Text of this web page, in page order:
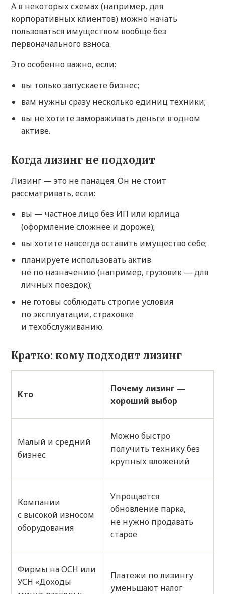
А в некоторых схемах (например, для
корпоративных клиентов) можно начать
пользоваться имуществом вообще без
первоначального взноса.
Это особенно важно, если:
вы только запускаете бизнес;
вам нужны сразу несколько единиц техники;
вы не хотите замораживать деньги в одном
активе.
Когда лизинг не подходит
Лизинг — это не панацея. Он не стоит
рассматривать, если:
вы — частное лицо без ИП или юрлица
(оформление сложнее и дороже);
вы хотите навсегда оставить имущество себе;
планируете использовать актив
не по назначению (например, грузовик — для
личных поездок);
не готовы соблюдать строгие условия
по эксплуатации, страховке
и техобслуживанию.
Кратко: кому подходит лизинг
Кто
Почему лизинг —
хороший выбор
Малый и средний
бизнес
Можно быстро
получить технику без
крупных вложений
Компании
с высокой износом
оборудования
Упрощается
обновление парка,
не нужно продавать
старое
Фирмы на ОСН или
УСН «Доходы
Платежи по лизингу
уменьшают налог